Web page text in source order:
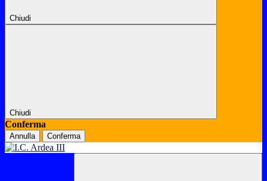
Chiudi
Chiudi
Conferma
Annulla Conferma